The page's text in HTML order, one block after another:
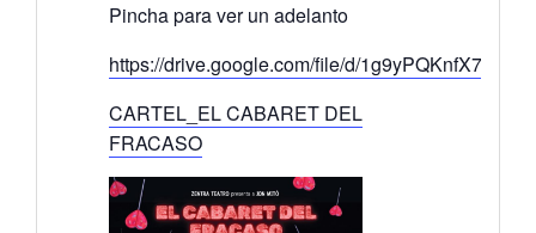
Pincha para ver un adelanto
https://drive.google.com/file/d/
CARTEL_EL CABARET DEL
FRACASO